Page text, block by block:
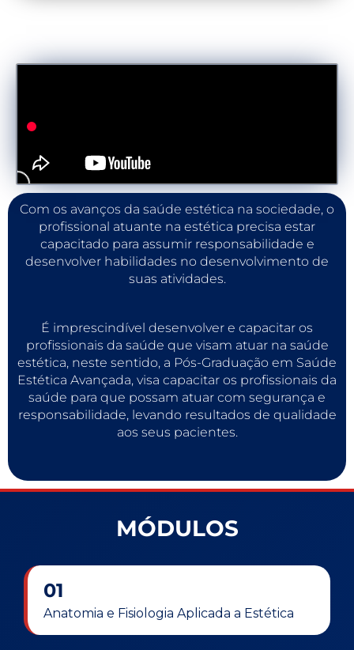
Com os avanços da saúde estética na sociedade, o
profissional atuante na estética precisa estar
capacitado para assumir responsabilidade e
desenvolver habilidades no desenvolvimento de
suas atividades.
É imprescindível desenvolver e capacitar os
profissionais da saúde que visam atuar na saúde
estética, neste sentido, a Pós-Graduação em Saúde
Estética Avançada, visa capacitar os profissionais da
saúde para que possam atuar com segurança e
responsabilidade, levando resultados de qualidade
aos seus pacientes.
MÓDULOS
01
Anatomia e Fisiologia Aplicada a Estética